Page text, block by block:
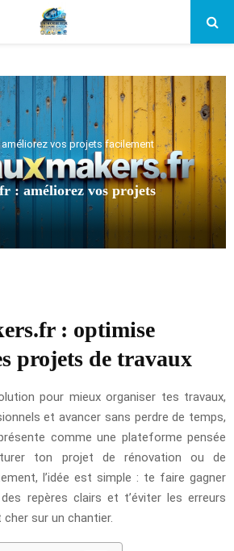
améliorez vos projets facilement
: améliorez vos projets
: optimise
projets de travaux
pour mieux organiser tes travaux,
et avancer sans perdre de temps,
comme une plateforme pensée
ton projet de rénovation ou de
l’idée est simple : te faire gagner
repères clairs et t’éviter les erreurs
sur un chantier.